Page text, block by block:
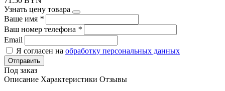
Узнать цену товара
Ваше имя *
Ваш номер телефона *
Email
Я согласен на обработку персональных данных
Отправить
Под заказ
Описание Характеристики Отзывы